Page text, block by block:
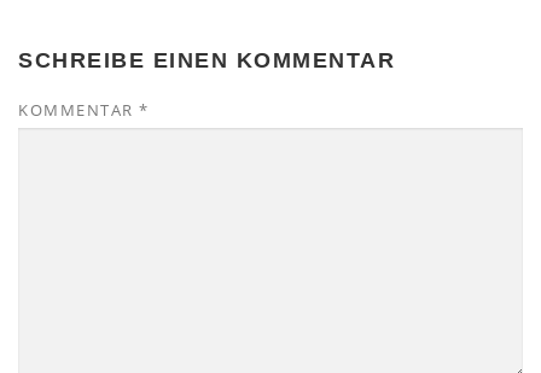
SCHREIBE EINEN KOMMENTAR
KOMMENTAR *